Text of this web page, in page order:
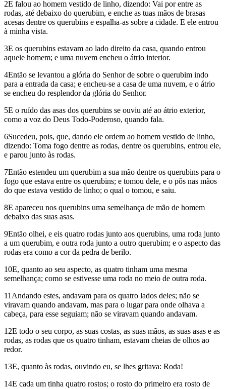
2E falou ao homem vestido de linho, dizendo: Vai por entre as
rodas, até debaixo do querubim, e enche as tuas mãos de brasas
acesas dentre os querubins e espalha-as sobre a cidade. E ele entrou
à minha vista.
3E os querubins estavam ao lado direito da casa, quando entrou
aquele homem; e uma nuvem encheu o átrio interior.
4Então se levantou a glória do Senhor de sobre o querubim indo
para a entrada da casa; e encheu-se a casa de uma nuvem, e o átrio
se encheu do resplendor da glória do Senhor.
5E o ruído das asas dos querubins se ouviu até ao átrio exterior,
como a voz do Deus Todo-Poderoso, quando fala.
6Sucedeu, pois, que, dando ele ordem ao homem vestido de linho,
dizendo: Toma fogo dentre as rodas, dentre os querubins, entrou ele,
e parou junto às rodas.
7Então estendeu um querubim a sua mão dentre os querubins para o
fogo que estava entre os querubins; e tomou dele, e o pôs nas mãos
do que estava vestido de linho; o qual o tomou, e saiu.
8E apareceu nos querubins uma semelhança de mão de homem
debaixo das suas asas.
9Então olhei, e eis quatro rodas junto aos querubins, uma roda junto
a um querubim, e outra roda junto a outro querubim; e o aspecto das
rodas era como a cor da pedra de berilo.
10E, quanto ao seu aspecto, as quatro tinham uma mesma
semelhança; como se estivesse uma roda no meio de outra roda.
11Andando estes, andavam para os quatro lados deles; não se
viravam quando andavam, mas para o lugar para onde olhava a
cabeça, para esse seguiam; não se viravam quando andavam.
12E todo o seu corpo, as suas costas, as suas mãos, as suas asas e as
rodas, as rodas que os quatro tinham, estavam cheias de olhos ao
redor.
13E, quanto às rodas, ouvindo eu, se lhes gritava: Roda!
14E cada um tinha quatro rostos; o rosto do primeiro era rosto de